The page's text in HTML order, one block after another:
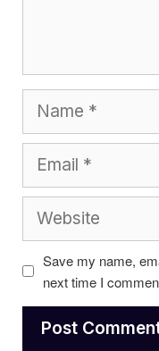
Save my name,
next time I